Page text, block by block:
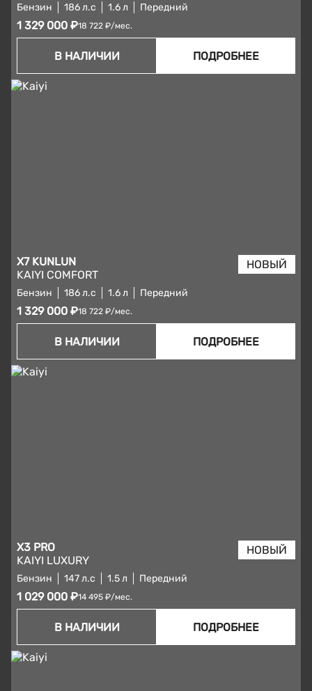
Бензин 186 л.с 1.6 л Передний
1 329 000 ₽18 722 ₽/мес.
В НАЛИЧИИ ПОДРОБНЕЕ
X7 KUNLUN
KAIYI COMFORT
Бензин 186 л.с 1.6 л Передний
1 329 000 ₽18 722 ₽/мес.
В НАЛИЧИИ ПОДРОБНЕЕ
X3 PRO
KAIYI LUXURY
Бензин 147 л.с 1.5 л Передний
1 029 000 ₽14 495 ₽/мес.
В НАЛИЧИИ ПОДРОБНЕЕ